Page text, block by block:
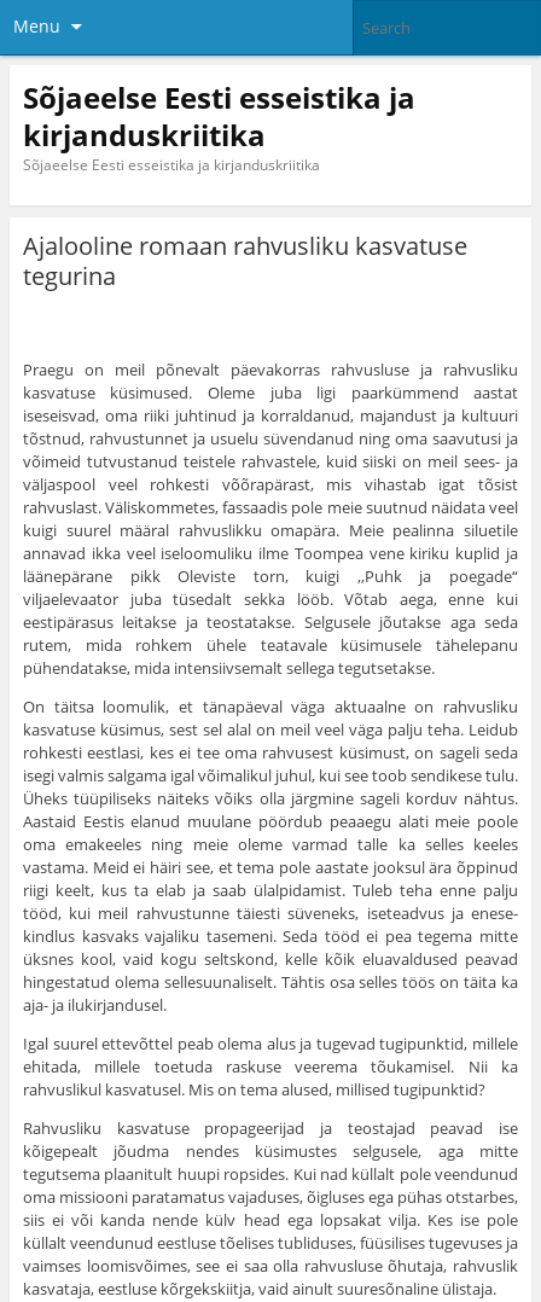
Menu
Sõjaeelse Eesti esseistika ja
kirjanduskriitika
Sõjaeelse Eesti esseistika ja kirjanduskriitika
Ajalooline romaan rahvusliku kasvatuse
tegurina
Praegu on meil põnevalt päevakorras rahvusluse ja rahvusliku
kasvatuse küsimused. Oleme juba ligi paarkümmend aastat
iseseisvad, oma riiki juhtinud ja korraldanud, majandust ja kultuuri
tõstnud, rahvustunnet ja usuelu süvendanud ning oma saavutusi ja
võimeid tutvustanud teistele rahvastele, kuid siiski on meil sees- ja
väljas­pool veel rohkesti võõrapärast, mis vihastab igat tõsist
rahvuslast. Väliskommetes, fassaadis pole meie suutnud näidata veel
kuigi suu­rel määral rahvuslikku omapära. Meie pealinna siluetile
annavad ikka veel iseloomuliku ilme Toompea vene kiriku kuplid ja
läänepärane pikk Oleviste torn, kuigi ,,Puhk ja poegade“
viljaelevaator juba tüsedalt sekka lööb. Võtab aega, enne kui
eestipärasus leitakse ja teostatakse. Selgusele jõutakse aga seda
rutem, mida rohkem ühele teatavale küsimusele tähelepanu
pühendatakse, mida intensiiv­semalt sellega tegutsetakse.
On täitsa loomulik, et tänapäeval väga aktuaalne on rahvus­liku
kasvatuse küsimus, sest sel alal on meil veel väga palju teha. Leidub
rohkesti eestlasi, kes ei tee oma rahvusest küsimust, on sageli seda
isegi valmis salgama igal võimalikul juhul, kui see toob sendikese tulu.
Üheks tüüpiliseks näiteks võiks olla järgmine sageli kor­duv nähtus.
Aastaid Eestis elanud muulane pöördub peaaegu alati meie poole
oma emakeeles ning meie oleme varmad talle ka selles keeles
vastama. Meid ei häiri see, et tema pole aastate jooksul ära õppinud
riigi keelt, kus ta elab ja saab ülalpidamist. Tuleb teha enne palju
tööd, kui meil rahvustunne täiesti süveneks, iseteadvus ja enese­
kindlus kasvaks vajaliku tasemeni. Seda tööd ei pea tegema mitte
üksnes kool, vaid kogu seltskond, kelle kõik eluavaldused peavad
hingestatud olema sellesuunaliselt. Tähtis osa selles töös on täita ka
aja- ja ilukirjandusel.
Igal suurel ettevõttel peab olema alus ja tugevad tugipunktid, millele
ehitada, millele toetuda raskuse veerema tõukamisel. Nii ka
rahvuslikul kasvatusel. Mis on tema alused, millised tugipunktid?
Rahvusliku kasvatuse propageerijad ja teostajad peavad ise
kõigepealt jõudma nendes küsimustes selgusele, aga mitte
tegutsema plaanitult huupi ropsides. Kui nad küllalt pole veendunud
oma missiooni paratamatus vajaduses, õigluses ega pühas otstarbes,
siis ei või kanda nende külv head ega lopsakat vilja. Kes ise pole
küllalt veendunud eestluse tõelises tubliduses, füüsilises tugevuses ja
vaim­ses loomisvõimes, see ei saa olla rahvusluse õhutaja, rahvuslik
kasva­taja, eestluse kõrgekskiitja, vaid ainult suuresõnaline ülistaja.